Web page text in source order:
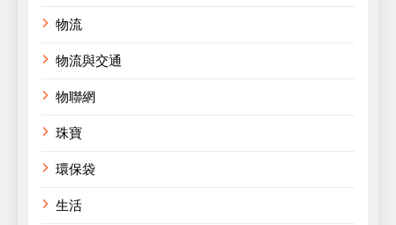
物流
物流與交通
物聯網
珠寶
環保袋
生活